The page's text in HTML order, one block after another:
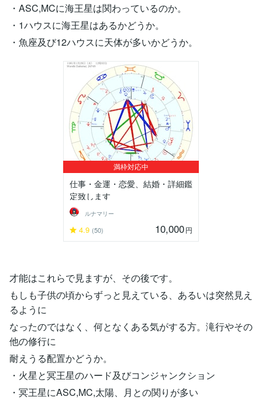
・ASC,MCに海王星は関わっているのか。
・1ハウスに海王星はあるかどうか。
・魚座及び12ハウスに天体が多いかどうか。
満枠対応中
仕事・金運・恋愛、結婚・詳細鑑
定致します
ルナマリー
4.9 (50) 10,000円
才能はこれらで見ますが、その後です。
もしも子供の頃からずっと見えている、あるいは突然見え
るように
なったのではなく、何となくある気がする方。滝行やその
他の修行に
耐えうる配置かどうか。
・火星と冥王星のハード及びコンジャンクション
・冥王星にASC,MC,太陽、月との関りが多い